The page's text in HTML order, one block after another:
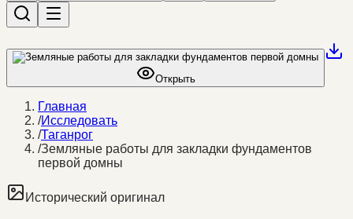
Открыть
Главная
/Исследовать
/Таганрог
/Земляные работы для закладки фундаментов
первой домны
Исторический оригинал